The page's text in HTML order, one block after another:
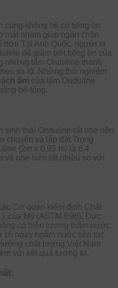
cũng không hề có tiếng ồn
mặt nhám giúp ngăn chặn
hơn Tại Anh Quốc, người ta
để giảm bớt tiếng ồn của
những tấm Onduline thành
xa lộ. Những thử nghiệm
âm của tấm Onduline
bê-tông.
sinh thái Onduline rất nhẹ nên
chuyển và lắp đặt.Trọng
(2m x 0,95 m) là 6,4
và nhẹ hơn rất nhiều so với
Cơ quan kiểm định Chất
của Mỹ (ASTM E96), Đức
có hiện tượng thấm nước
16 ngày ngâm nuớc liên tục.
chất lượng Việt Nam
với kết quả tương tự.